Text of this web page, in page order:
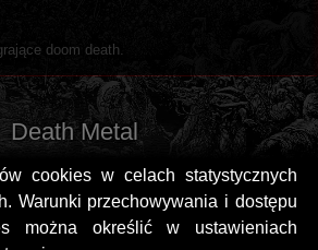
cookies w celach statystycznych
Warunki przechowywania i dostępu
można określić w ustawieniach
doom death.
Death Metal